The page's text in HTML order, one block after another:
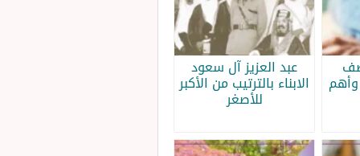
عبد العزيز آل سعود
الابناء بالترتيب من الأكبر
للأصغر